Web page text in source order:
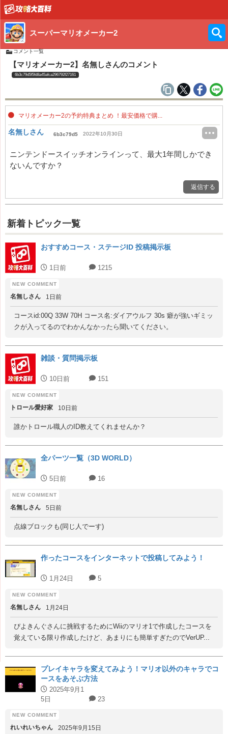
スーパーマリオメーカー2
コメント一覧
【マリオメーカー2】名無しさんのコメント
6b3c79d5f5fd8a45afca296792f27161
マリオメーカー2の予約特典まとめ ！最安価格で購...
名無しさん 6b3c79d5 2022年10月30日
ニンテンドースイッチオンラインって、最大1年間しかでき
ないんですか？
返信する
新着トピック一覧
おすすめコース・ステージID 投稿掲示板
1日前 1215
名無しさん 1日前
コースid:00Q 33W 70H コース名:ダイアウルフ 30s 癖が強いギミッ
クが入ってるのでわかんなかったら聞いてください。
雑談・質問掲示板
10日前 151
トロール愛好家 10日前
誰かトロール職人のID教えてくれませんか？
全パーツ一覧（3D WORLD）
5日前 16
名無しさん 5日前
点線ブロックも(同じ人でーす)
作ったコースをインターネットで投稿してみよう！
1月24日 5
名無しさん 1月24日
ぴよきんぐさんに挑戦するためにWiiのマリオ1で作成したコースを
覚えている限り作成したけど、あまりにも簡単すぎたのでVerUP...
プレイキャラを変えてみよう！マリオ以外のキャラでコ
ースをあそぶ方法
2025年9月1
5日
23
れいれいちゃん 2025年9月15日